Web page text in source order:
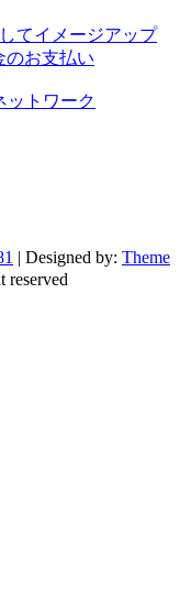
てイメージアップ
のお支払い
ットワーク
| Designed by: Theme